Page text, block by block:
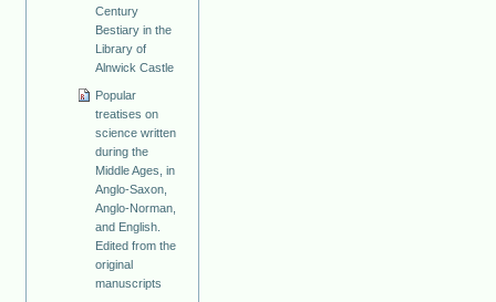
Century
Bestiary in the
Library of
Alnwick Castle
Popular
treatises on
science written
during the
Middle Ages, in
Anglo-Saxon,
Anglo-Norman,
and English.
Edited from the
original
manuscripts